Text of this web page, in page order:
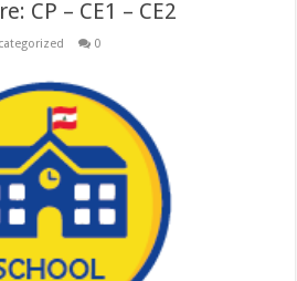
CP – CE1 – CE2
0